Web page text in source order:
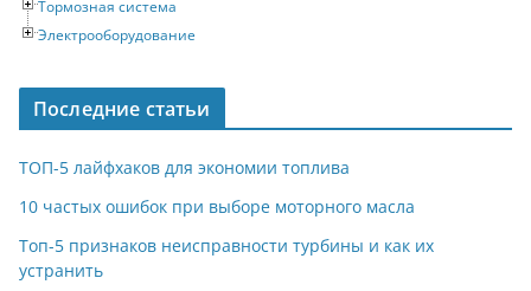
Тормозная система
Электрооборудование
Последние статьи
ТОП-5 лайфхаков для экономии топлива
10 частых ошибок при выборе моторного масла
Топ-5 признаков неисправности турбины и как их
устранить